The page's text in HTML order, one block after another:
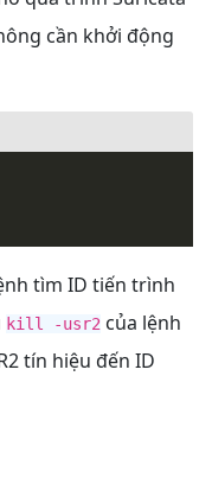
cần khởi động
tìm ID tiến trình
kill -usr2 của lệnh
tín hiệu đến ID